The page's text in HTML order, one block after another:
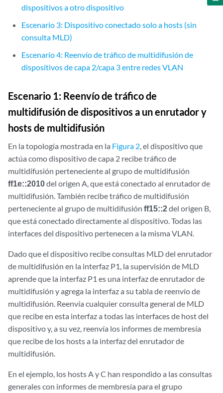
dispositivos a otro dispositivo
Escenario 3: Dispositivo conectado solo a hosts (sin
consulta MLD)
Escenario 4: Reenvío de tráfico de multidifusión de
dispositivos de capa 2/capa 3 entre redes VLAN
Escenario 1: Reenvío de tráfico de
multidifusión de dispositivos a un enrutador y
hosts de multidifusión
En la topología mostrada en la Figura 2 , el dispositivo que
actúa como dispositivo de capa 2 recibe tráfico de
multidifusión perteneciente al grupo de multidifusión
ff1e::2010del origen A, que está conectado al enrutador de
multidifusión. También recibe tráfico de multidifusión
perteneciente al grupo de multidifusión ff15::2 del origen B,
que está conectado directamente al dispositivo. Todas las
interfaces del dispositivo pertenecen a la misma VLAN.
Dado que el dispositivo recibe consultas MLD del enrutador
de multidifusión en la interfaz P1, la supervisión de MLD
aprende que la interfaz P1 es una interfaz de enrutador de
multidifusión y agrega la interfaz a su tabla de reenvío de
multidifusión. Reenvía cualquier consulta general de MLD
que recibe en esta interfaz a todas las interfaces de host del
dispositivo y, a su vez, reenvía los informes de membresía
que recibe de los hosts a la interfaz del enrutador de
multidifusión.
En el ejemplo, los hosts A y C han respondido a las consultas
generales con informes de membresía para el grupo